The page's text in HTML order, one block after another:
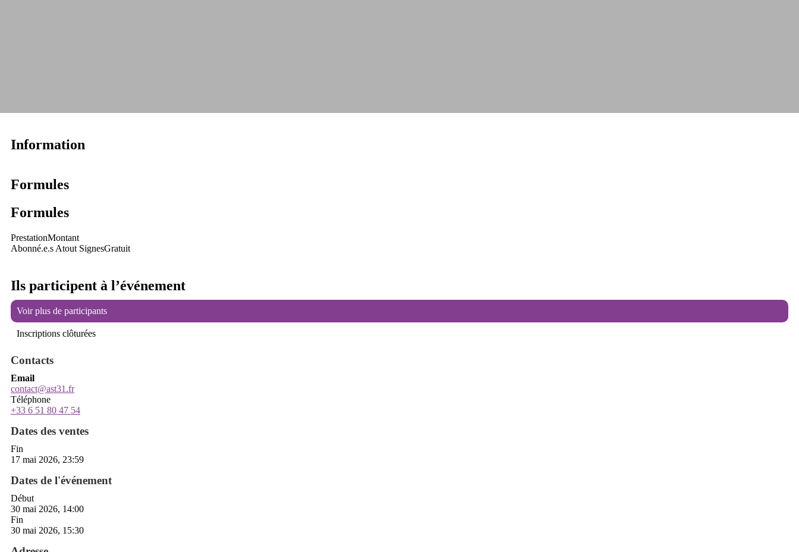
Information
Formules
Formules
PrestationMontant
Abonné.e.s Atout SignesGratuit
Ils participent à l’événement
Voir plus de participants
Inscriptions clôturées
Contacts
Email
contact@ast31.fr
Téléphone
+33 6 51 80 47 54
Dates des ventes
Fin
17 mai 2026, 23:59
Dates de l'événement
Début
30 mai 2026, 14:00
Fin
30 mai 2026, 15:30